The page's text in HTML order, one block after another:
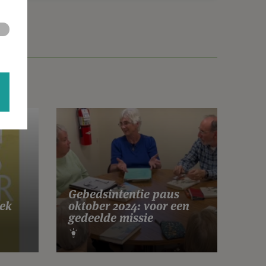
Gebedsintentie paus
oktober 2024: voor een
gedeelde missie